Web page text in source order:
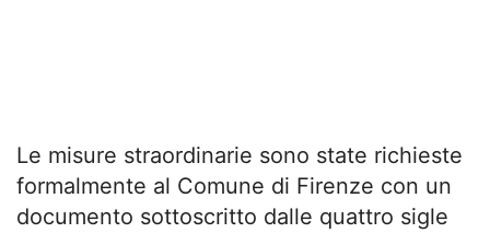
Le misure straordinarie sono state richieste
formalmente al Comune di Firenze con un
documento sottoscritto dalle quattro sigle